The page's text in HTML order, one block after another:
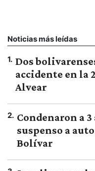
Noticias más leídas
1. Dos
accidente en la
Alvear
2. Condenaron a
suspenso a
Bolívar